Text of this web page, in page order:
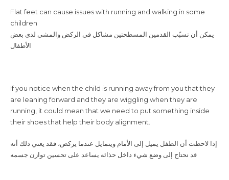
Flat feet can cause issues with running and walking in some
children
يمكن أن تسبّب القدمين المسطحتين مشاكل في الركض والمشي لدى بعض
الأطفال
are leaning forward and they are wiggling when they are
running, it could mean that we need to put something inside
their shoes that help their body alignment.
إذا لاحظت أن الطفل يميل إلى الأمام ويتمايل عندما يركض، فقد يعني ذلك أنه
قد نحتاج إلى وضع شيء داخل حذائه يساعد على تحسين توازن جسمه